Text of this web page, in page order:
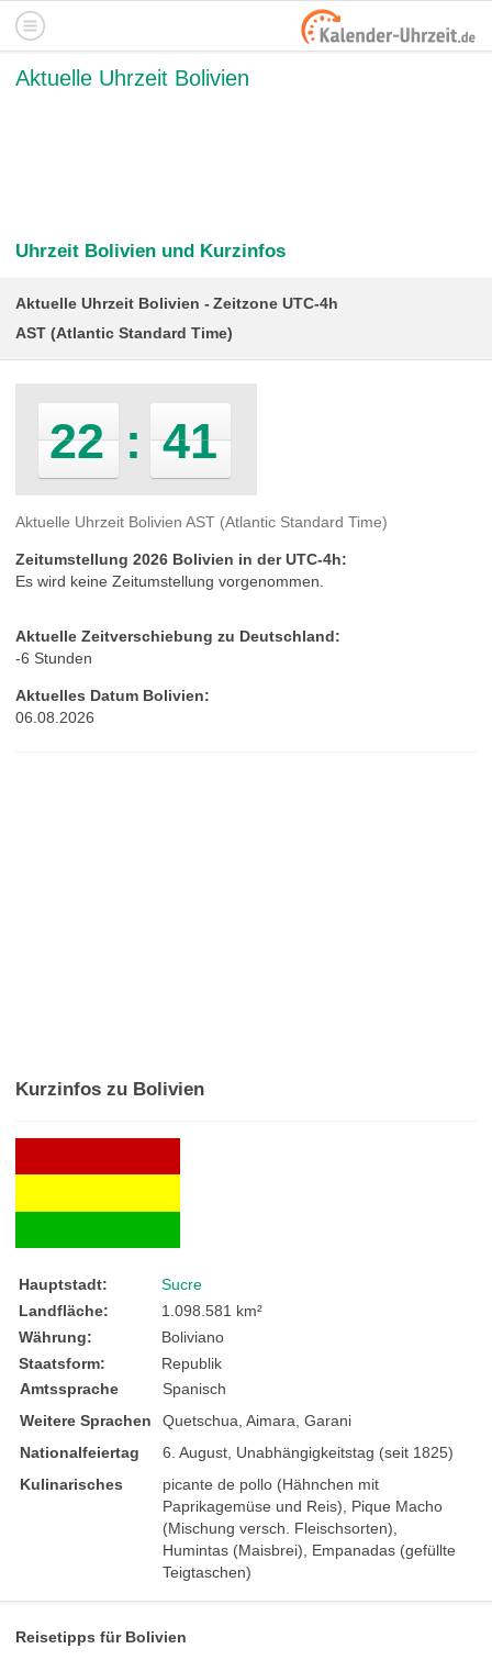
Aktuelle Uhrzeit Bolivien
Uhrzeit Bolivien und Kurzinfos
Aktuelle Uhrzeit Bolivien Zeitzone UTC-4h
AST (Atlantic Standard Time)
22 : 41
Aktuelle Uhrzeit Bolivien AST (Atlantic Standard Time)
Zeitumstellung 2026 Bolivien in der UTC-4h:
Es wird keine Zeitumstellung vorgenommen.
Aktuelle Zeitverschiebung zu Deutschland:
-6 Stunden
Aktuelles Datum Bolivien:
06.08.2026
Kurzinfos zu Bolivien
Hauptstadt:
Sucre
Landfläche:
1.098.581 km²
Währung:
Boliviano
Staatsform:
Republik
Amtssprache
Spanisch
Weitere Sprachen
Quetschua, Aimara, Garani
Nationalfeiertag
6. August, Unabhängigkeitstag (seit 1825)
Kulinarisches
picante de pollo (Hähnchen mit
Paprikagemüse und Reis), Pique Macho
(Mischung versch. Fleischsorten),
Humintas (Maisbrei), Empanadas (gefüllte
Teigtaschen)
Reisetipps für Bolivien